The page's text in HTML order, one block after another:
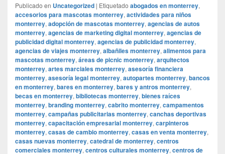
Publicado en Uncategorized | Etiquetado abogados en monterrey,
accesorios para mascotas monterrey, actividades para niños
monterrey, adopción de mascotas monterrey, agencias de autos
monterrey, agencias de marketing digital monterrey, agencias de
publicidad digital monterrey, agencias de publicidad monterrey,
agencias de viajes monterrey, albañiles monterrey, alimentos para
mascotas monterrey, áreas de picnic monterrey, arquitectos
monterrey, artes marciales monterrey, asesoría financiera
monterrey, asesoría legal monterrey, autopartes monterrey, bancos
en monterrey, bares en monterrey, bares y antros monterrey,
becas en monterrey, bibliotecas monterrey, bienes raíces
monterrey, branding monterrey, cabrito monterrey, campamentos
monterrey, campañas publicitarias monterrey, canchas deportivas
monterrey, capacitación empresarial monterrey, carpinteros
monterrey, casas de cambio monterrey, casas en venta monterrey,
casas nuevas monterrey, catedral de monterrey, centros
comerciales monterrey, centros culturales monterrey, centros de